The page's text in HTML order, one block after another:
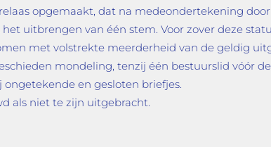
opgemaakt, dat na medeondertekening
uitbrengen van één stem. Voor zover deze
met volstrekte meerderheid van de geldig
mondeling, tenzij één bestuurslid vóór
en gesloten briefjes.
als niet te zijn uitgebracht.